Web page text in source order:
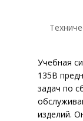
Учебная
135B
задач по
изделий.